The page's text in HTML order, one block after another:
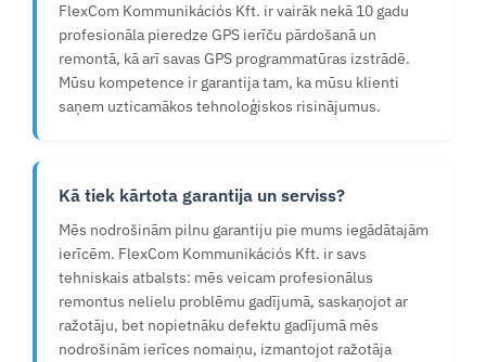
FlexCom Kommunikációs Kft. ir vairāk nekā 10 gadu
profesionāla pieredze GPS ierīču pārdošanā un
remontā, kā arī savas GPS programmatūras izstrādē.
Mūsu kompetence ir garantija tam, ka mūsu klienti
saņem uzticamākos tehnoloģiskos risinājumus.
Kā tiek kārtota garantija un serviss?
Mēs nodrošinām pilnu garantiju pie mums iegādātajām
ierīcēm. FlexCom Kommunikációs Kft. ir savs
tehniskais atbalsts: mēs veicam profesionālus
remontus nelielu problēmu gadījumā, saskaņojot ar
ražotāju, bet nopietnāku defektu gadījumā mēs
nodrošinām ierīces nomaiņu, izmantojot ražotāja